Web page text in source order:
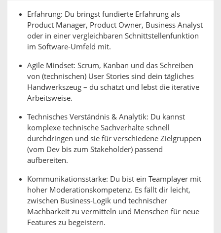
Erfahrung: Du bringst fundierte Erfahrung als
Product Manager, Product Owner, Business Analyst
oder in einer vergleichbaren Schnittstellenfunktion
im Software-Umfeld mit.
Agile Mindset: Scrum, Kanban und das Schreiben
von (technischen) User Stories sind dein tägliches
Handwerkszeug – du schätzt und lebst die iterative
Arbeitsweise.
Technisches Verständnis & Analytik: Du kannst
komplexe technische Sachverhalte schnell
durchdringen und sie für verschiedene Zielgruppen
(vom Dev bis zum Stakeholder) passend
aufbereiten.
Kommunikationsstärke: Du bist ein Teamplayer mit
hoher Moderationskompetenz. Es fällt dir leicht,
zwischen Business-Logik und technischer
Machbarkeit zu vermitteln und Menschen für neue
Features zu begeistern.